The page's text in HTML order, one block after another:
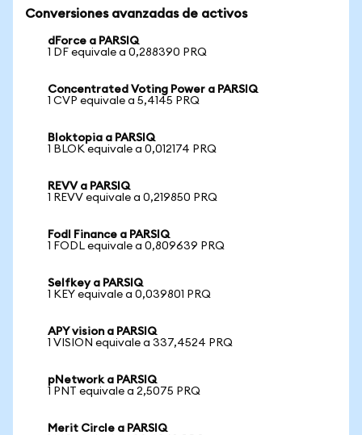
Conversiones avanzadas de activos
dForce a PARSIQ
1 DF equivale a 0,288390 PRQ
Concentrated Voting Power a PARSIQ
1 CVP equivale a 5,4145 PRQ
Bloktopia a PARSIQ
1 BLOK equivale a 0,012174 PRQ
REVV a PARSIQ
1 REVV equivale a 0,219850 PRQ
Fodl Finance a PARSIQ
1 FODL equivale a 0,809639 PRQ
Selfkey a PARSIQ
1 KEY equivale a 0,039801 PRQ
APY vision a PARSIQ
1 VISION equivale a 337,4524 PRQ
pNetwork a PARSIQ
1 PNT equivale a 2,5075 PRQ
Merit Circle a PARSIQ